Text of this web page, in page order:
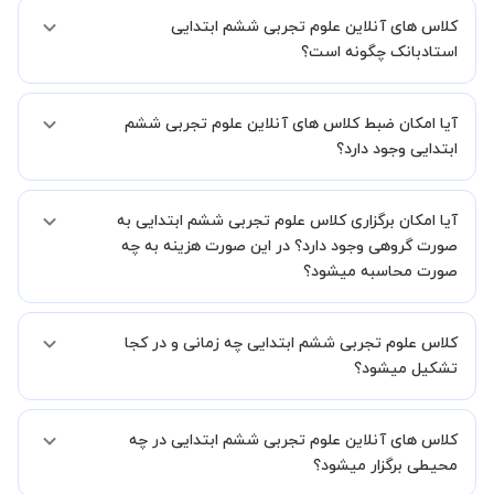
کلاس های آنلاین علوم تجربی ششم ابتدایی
استادبانک چگونه است؟
شما میدهیم که استاد شما پیش از جلسه تمامی موارد لازم برای برگزاری
یک کلاس آنلاین با کیفیت و مفید را به شما توضیح خواهند داد.
آیا امکان ضبط کلاس های آنلاین علوم تجربی ششم
ابتدایی وجود دارد؟
کنید.
آیا امکان برگزاری کلاس علوم تجربی ششم ابتدایی به
صورت گروهی وجود دارد؟ در این صورت هزینه به چه
صورت محاسبه میشود؟
هستند اما در صورتیکه مایل هستید کلاس ها را در کنار دوستان و یا
آشنایان خود به صورت گروهی برگزار کنید، این امکان وجود دارد. در این
ی کل جلسه اضافه خواهد شد.
کلاس علوم تجربی ششم ابتدایی چه زمانی و در کجا
تشکیل میشود؟
شما و استاد تعیین خواهد شد.
همچنین کلاس های خصوصی به طور کلی در منزل شاگرد برگزار میشود. در
کلاس های آنلاین علوم تجربی ششم ابتدایی در چه
محیطی برگزار میشود؟